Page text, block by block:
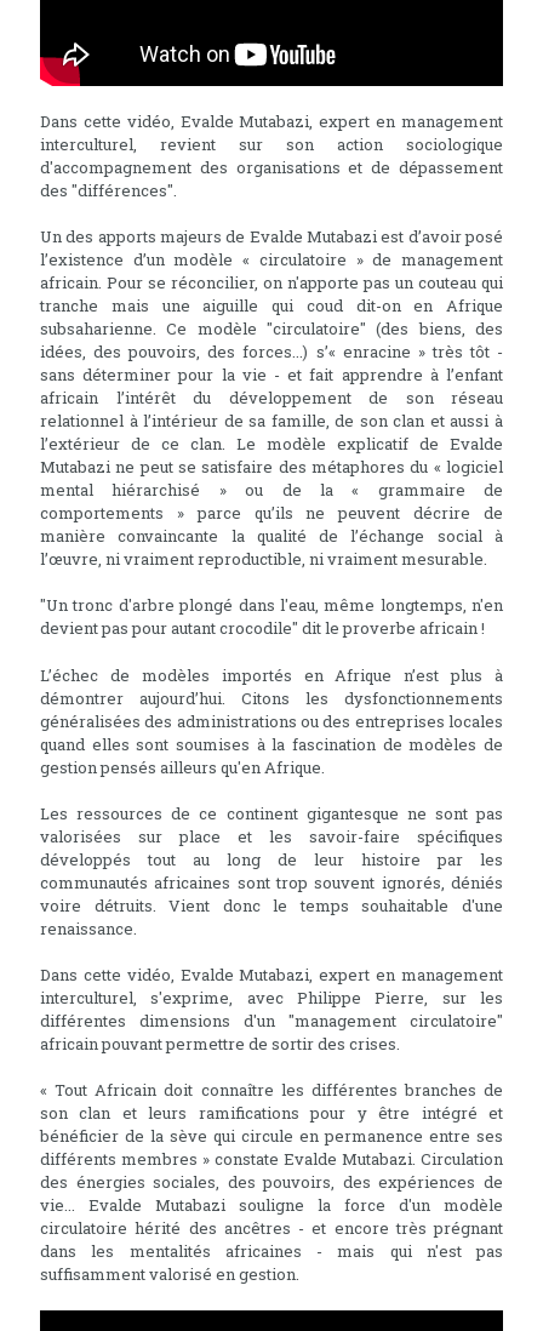
Dans cette vidéo, Evalde Mutabazi, expert en management
interculturel, revient sur son action sociologique
d'accompagnement des organisations et de dépassement
des "différences".
Un des apports majeurs de Evalde Mutabazi est d’avoir posé
l’existence d’un modèle « circulatoire » de management
africain. Pour se réconcilier, on n'apporte pas un couteau qui
tranche mais une aiguille qui coud dit-on en Afrique
subsaharienne. Ce modèle "circulatoire" (des biens, des
idées, des pouvoirs, des forces...) s’« enracine » très tôt -
sans déterminer pour la vie - et fait apprendre à l’enfant
africain l’intérêt du développement de son réseau
relationnel à l’intérieur de sa famille, de son clan et aussi à
l’extérieur de ce clan. Le modèle explicatif de Evalde
Mutabazi ne peut se satisfaire des métaphores du « logiciel
mental hiérarchisé » ou de la « grammaire de
comportements » parce qu’ils ne peuvent décrire de
manière convaincante la qualité de l’échange social à
l’œuvre, ni vraiment reproductible, ni vraiment mesurable.
"Un tronc d'arbre plongé dans l'eau, même longtemps, n'en
devient pas pour autant crocodile" dit le proverbe africain !
L’échec de modèles importés en Afrique n’est plus à
démontrer aujourd’hui. Citons les dysfonctionnements
généralisées des administrations ou des entreprises locales
quand elles sont soumises à la fascination de modèles de
gestion pensés ailleurs qu'en Afrique.
Les ressources de ce continent gigantesque ne sont pas
valorisées sur place et les savoir-faire spécifiques
développés tout au long de leur histoire par les
communautés africaines sont trop souvent ignorés, déniés
voire détruits. Vient donc le temps souhaitable d'une
renaissance.
Dans cette vidéo, Evalde Mutabazi, expert en management
interculturel, s'exprime, avec Philippe Pierre, sur les
différentes dimensions d'un "management circulatoire"
africain pouvant permettre de sortir des crises.
« Tout Africain doit connaître les différentes branches de
son clan et leurs ramifications pour y être intégré et
bénéficier de la sève qui circule en permanence entre ses
différents membres » constate Evalde Mutabazi. Circulation
des énergies sociales, des pouvoirs, des expériences de
vie... Evalde Mutabazi souligne la force d'un modèle
circulatoire hérité des ancêtres - et encore très prégnant
dans les mentalités africaines - mais qui n'est pas
suffisamment valorisé en gestion.